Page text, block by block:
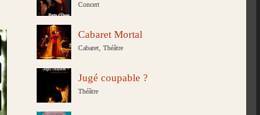
Concert
Cabaret Mortal
Cabaret, Théâtre
Jugé coupable ?
Théâtre